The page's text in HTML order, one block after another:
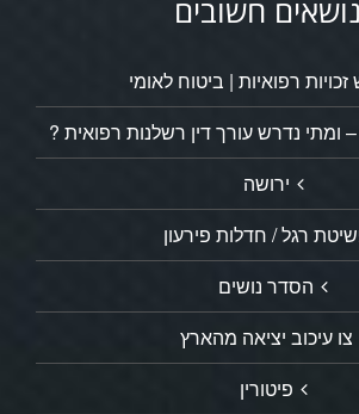
נושאים חשובים
רפואיות | ביטוח לאומי
ומתי נדרש עורך דין רשלנות רפואית ?
ירושה
רגל / חדלות פירעון
הסדר נושים
צו עיכוב יציאה מהארץ
פיטורין